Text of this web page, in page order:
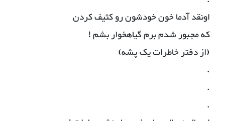
اونقد آدما خون خودشون رو کثیف کردن
که مجبور شدم برم گیاهخوار بشم !
(از دفتر خاطرات یک پشه)
.
.
.